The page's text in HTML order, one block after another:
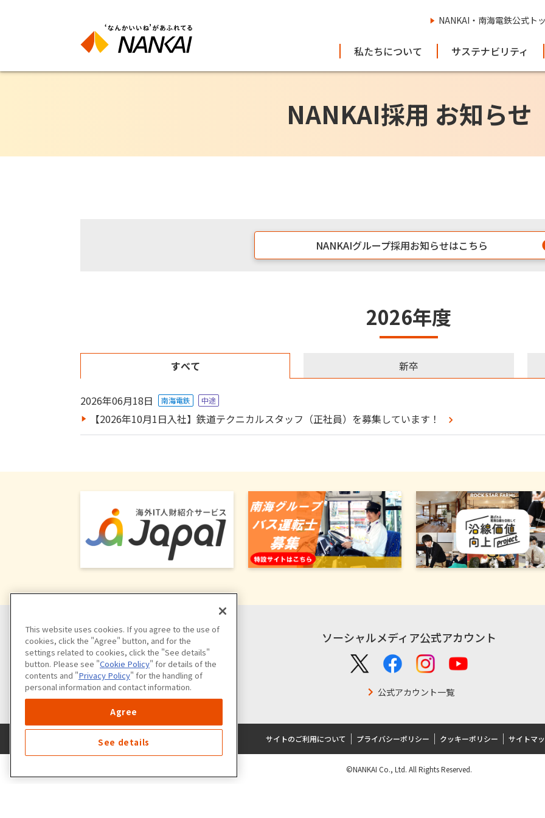
NANKAI・南海電鉄公式ト
私たちについて サステナビリティ
NANKAI採用 お知らせ
NANKAIグループ採用お知らせはこちら
2026年度
すべて 新卒
2026年06月18日 南海電鉄 中途
【2026年10月1日入社】鉄道テクニカルスタッフ（正社員）を募集しています！
ソーシャルメディア公式アカウント
公式アカウント一覧
サイトのご利用について プライバシーポリシー クッキーポリシー サイトマ
©NANKAI Co., Ltd. All Rights Reserved.
This website uses cookies. If you agree to the use of
cookies, click the "Agree" button, and for the
settings related to cookies, click the "See details"
button. Please see "Cookie Policy" for details of the
contents and "Privacy Policy" for the handling of
personal information and contact information.
Agree
See details